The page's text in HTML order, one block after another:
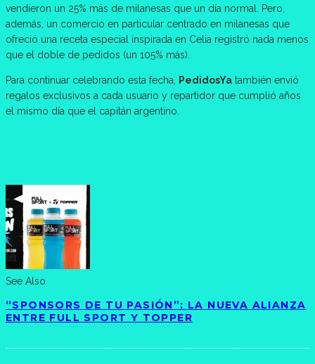
vendieron un 25% más de milanesas que un día normal. Pero,
además, un comercio en particular centrado en milanesas que
ofreció una receta especial inspirada en Celia registró nada menos
que el doble de pedidos (un 105% más).
Para continuar celebrando esta fecha, PedidosYa también envió
regalos exclusivos a cada usuario y repartidor que cumplió años
el mismo día que el capitán argentino.
See Also
“SPONSORS DE TU PASIÓN”: LA NUEVA ALIANZA
ENTRE FULL SPORT Y TOPPER